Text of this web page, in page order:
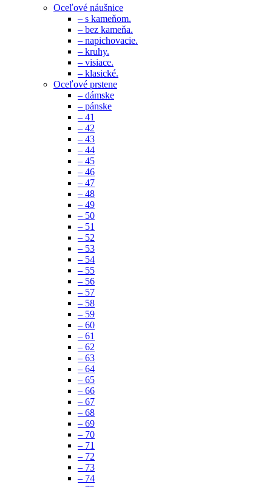
Oceľové náušnice
– s kameňom.
– bez kameňa.
– napichovacie.
– kruhy.
– visiace.
– klasické.
Oceľové prstene
– dámske
– pánske
– 41
– 42
– 43
– 44
– 45
– 46
– 47
– 48
– 49
– 50
– 51
– 52
– 53
– 54
– 55
– 56
– 57
– 58
– 59
– 60
– 61
– 62
– 63
– 64
– 65
– 66
– 67
– 68
– 69
– 70
– 71
– 72
– 73
– 74